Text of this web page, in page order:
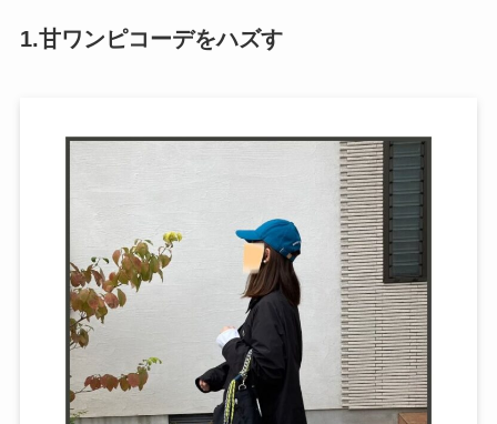
1.甘ワンピコーデをハズす